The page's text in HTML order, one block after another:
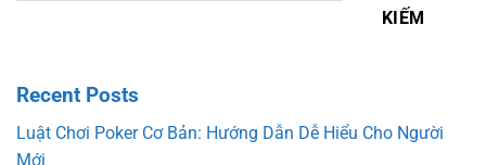
KIẾM
Recent Posts
Luật Chơi Poker Cơ Bản: Hướng Dẫn Dễ Hiểu Cho Người
Mới